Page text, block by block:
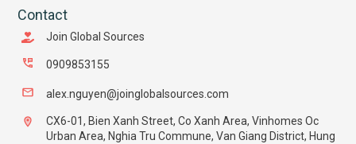
Contact
Join Global Sources
0909853155
alex.nguyen@joinglobalsources.com
CX6-01, Bien Xanh Street, Co Xanh Area, Vinhomes Oc
Urban Area, Nghia Tru Commune, Van Giang District, Hung